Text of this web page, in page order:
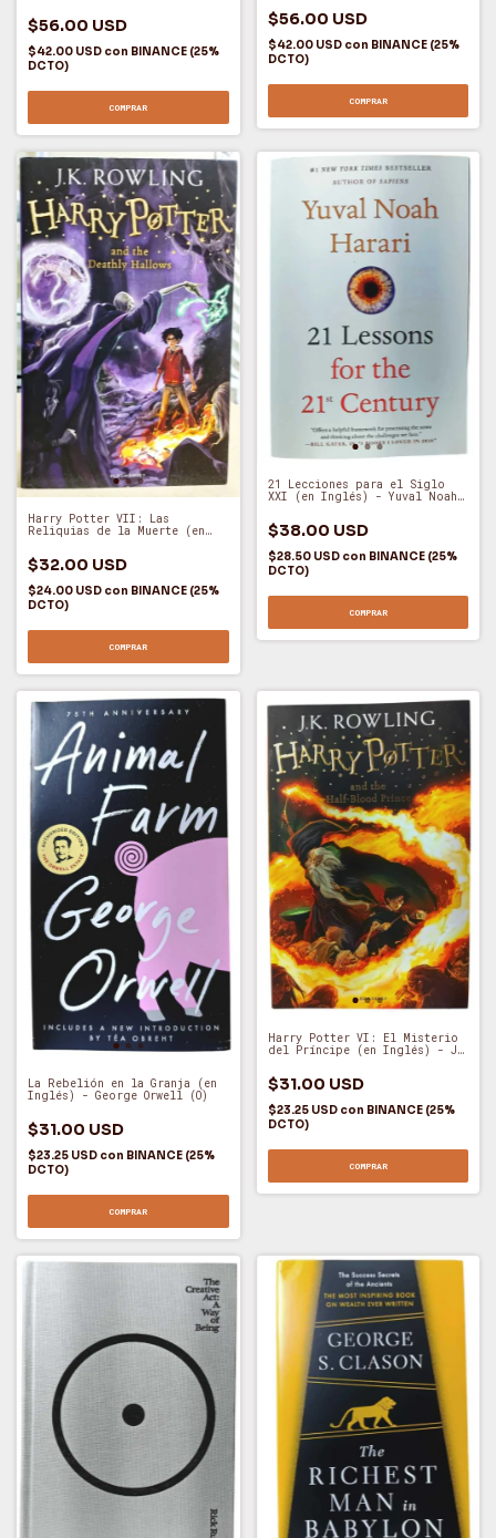
(O)
$56.00 USD
$42.00 USD con BINANCE (25%
DCTO)
COMPRAR
$56.00 USD
$42.00 USD con BINANCE (25%
DCTO)
COMPRAR
Harry Potter VII: Las
Reliquias de la Muerte (en
$32.00 USD
$24.00 USD con BINANCE (25%
DCTO)
COMPRAR
21 Lecciones para el Siglo
XXI (en Inglés) - Yuval Noah
$38.00 USD
$28.50 USD con BINANCE (25%
DCTO)
COMPRAR
La Rebelión en la Granja (en
Inglés) - George Orwell (O)
$31.00 USD
$23.25 USD con BINANCE (25%
DCTO)
COMPRAR
Harry Potter VI: El Misterio
del Príncipe (en Inglés) - JK
$31.00 USD
$23.25 USD con BINANCE (25%
DCTO)
COMPRAR